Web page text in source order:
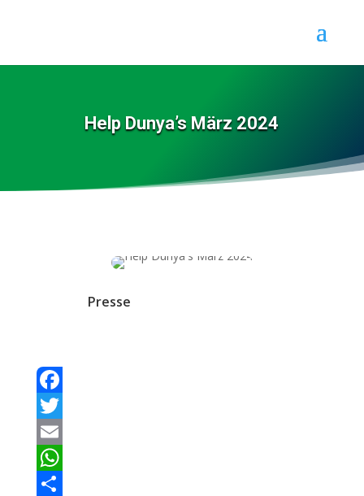
Help Dunya’s März 2024
Presse
Facebook
Twitter
Email
WhatsApp